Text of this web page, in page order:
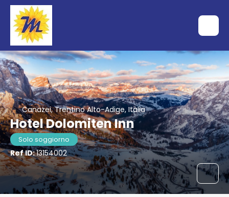
Canazei, Trentino Alto-Adige, Italia
Hotel Dolomiten Inn
Solo soggiorno
Ref ID:13154002